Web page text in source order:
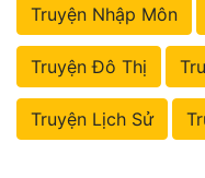
Truyện Nhập Môn
Truyện Đô Thị
Truyện Lịch Sử